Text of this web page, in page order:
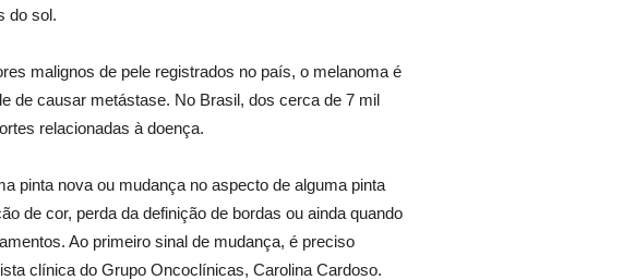
do sol.
malignos de pele registrados no país, o melanoma é
de causar metástase. No Brasil, dos cerca de 7 mil
relacionadas à doença.
pinta nova ou mudança no aspecto de alguma pinta
de cor, perda da definição de bordas ou ainda quando
Ao primeiro sinal de mudança, é preciso
clínica do Grupo Oncoclínicas, Carolina Cardoso.